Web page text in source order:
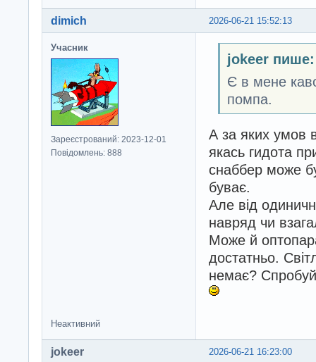
2026-06-21 15:52:13
dimich
Учасник
Зареєстрований: 2023-12-01
Повідомлень: 888
jokeer пише:
Є в мене
помпа.
А за яких умов
якась гидота
снаббер може
буває.
Але від
навряд чи
Може й
достатньо.
немає?
Неактивний
2026-06-21 16:23:00
jokeer